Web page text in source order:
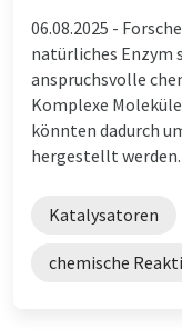
06.08.2025 -
natürliches Enzym
anspruchsvolle
Komplexe
könnten dadurch
hergestellt
Katalysatoren
chemische